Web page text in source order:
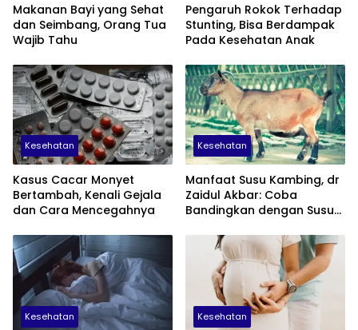
Makanan Bayi yang Sehat
dan Seimbang, Orang Tua
Wajib Tahu
Pengaruh Rokok Terhadap
Stunting, Bisa Berdampak
Pada Kesehatan Anak
Kesehatan
Kasus Cacar Monyet
Bertambah, Kenali Gejala
dan Cara Mencegahnya
Kesehatan
Manfaat Susu Kambing, dr
Zaidul Akbar: Coba
Bandingkan dengan Susu
Kesehatan Kesehatan